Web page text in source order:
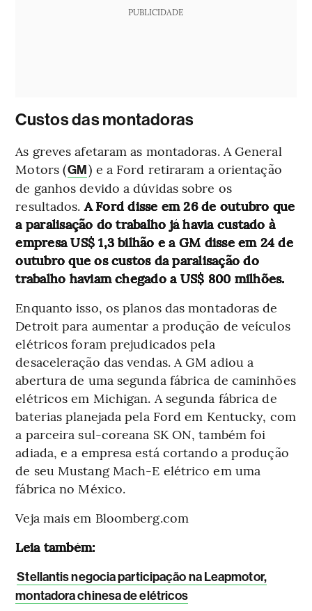
PUBLICIDADE
Custos das montadoras
As greves afetaram as montadoras. A General
Motors (GM) e a Ford retiraram a orientação
de ganhos devido a dúvidas sobre os
resultados.A Ford disse em 26 de outubro que
a paralisação do trabalho já havia custado à
empresa US$ 1,3 bilhão e a GM disse em 24 de
outubro que os custos da paralisação do
trabalho haviam chegado a US$ 800 milhões.
Enquanto isso, os planos das montadoras de
Detroit para aumentar a produção de veículos
elétricos foram prejudicados pela
desaceleração das vendas. A GM adiou a
abertura de uma segunda fábrica de caminhões
elétricos em Michigan. A segunda fábrica de
baterias planejada pela Ford em Kentucky, com
a parceira sul-coreana SK ON, também foi
adiada, e a empresa está cortando a produção
de seu Mustang Mach-E elétrico em uma
fábrica no México.
Veja mais em Bloomberg.com
Leia também:
Stellantis negocia participação na Leapmotor,
montadora chinesa de elétricos